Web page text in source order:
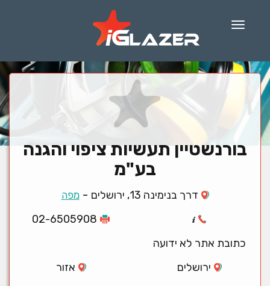
Menu
בורנשטיין תעשיות ציפוי והגנה
בע"מ
דרך בנימינה 13, ירושלים -מפה
02-6505908
כתובת אתר לא ידועה
ירושלים
אזור